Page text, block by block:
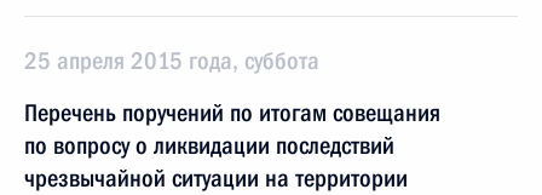
25 апреля 2015 года, суббота
Перечень поручений по итогам совещания
по вопросу о ликвидации последствий
чрезвычайной ситуации на территории